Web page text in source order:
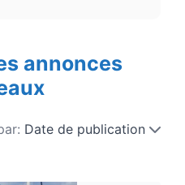
annonces
Date de publication